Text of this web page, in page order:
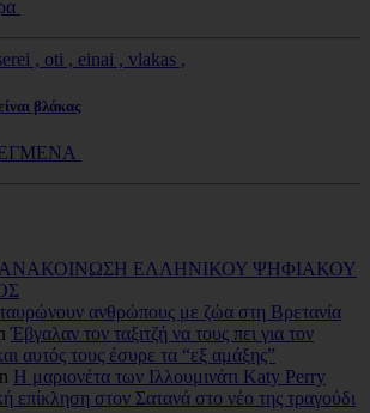
βλάκας
ΑΝΑΚΟΙΝΩΣΗ ΕΛΛΗΝΙΚΟΥ ΨΗΦΙΑΚΟΥ
ανθρώπους με ζώα στη Βρετανία
Έβγαλαν τον ταξιτζή να τους πει για τον
αυτός τους έσυρε τα “εξ αμάξης”
Η μαριονέτα των Ιλλουμινάτι Katy Perry
επίκληση στον Σατανά στο νέο της τραγούδι